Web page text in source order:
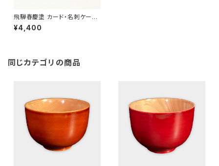
飛騨春慶塗 カード・名刺ケース
スライド式 大 青（銀箔）
¥4,400
同じカテゴリの商品